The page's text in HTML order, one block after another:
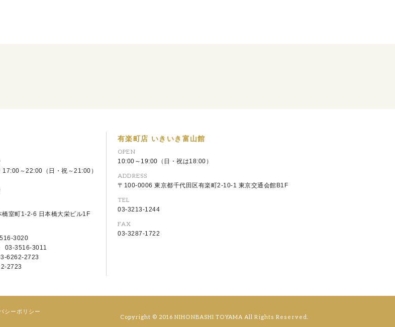
～22:00（日・祝～21:00）
室町1-2-6 日本橋大栄ビル1F
3020
03-3516-3011
6262-2723
2723
有楽町店 いきいき富山館
OPEN
10:00～19:00（日・祝は18:00）
ADDRESS
〒100-0006 東京都千代田区有楽町2-10-1 東京交通会館B1F
TEL
03-3213-1244
FAX
03-3287-1722
シーポリシー
Copyright © 2016 NIHONBASHI TOYAMA All Rights Reserved.